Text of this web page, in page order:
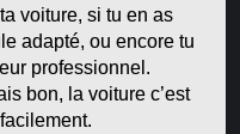
voiture, si tu en as
adapté, ou encore tu
professionnel.
bon, la voiture c’est